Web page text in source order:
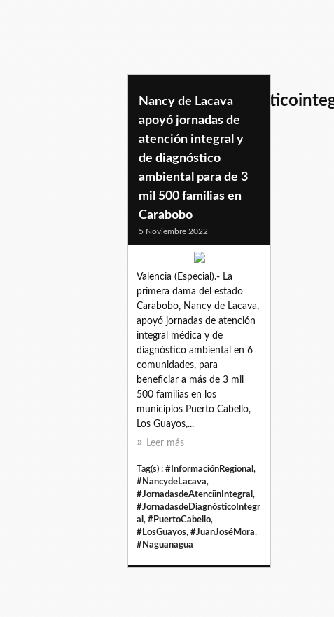
Nancy de Lacava
apoyó jornadas de
atención integral y
de diagnóstico
ambiental para de 3
mil 500 familias en
Carabobo
5 Noviembre 2022
Valencia (Especial).- La
primera dama del estado
Carabobo, Nancy de Lacava,
apoyó jornadas de atención
integral médica y de
diagnóstico ambiental en 6
comunidades, para
beneficiar a más de 3 mil
500 familias en los
municipios Puerto Cabello,
Los Guayos,...
Leer más
Tag(s) : #InformaciónRegional ,
#NancydeLacava,
#JornadasdeAtenciìnIntegral ,
#JornadasdeDiagnòsticoIntegr
al , #PuertoCabello,
#LosGuayos, #JuanJoséMora,
#Naguanagua